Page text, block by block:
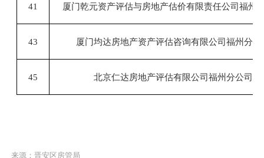
41 厦门乾元资产评估与房地产估价有限责任公司福州
43 厦门均达房地产资产评估咨询有限公司福州分公
45 北京仁达房地产评估有限公司福州分公司
来源：晋安区房管局